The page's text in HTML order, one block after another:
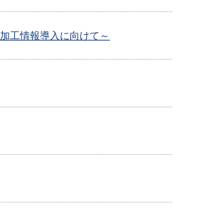
工情報導入に向けて～